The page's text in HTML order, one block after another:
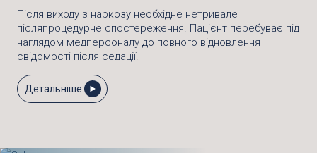
Після виходу з наркозу необхідне нетривале
післяпроцедурне спостереження. Пацієнт перебуває під
наглядом медперсоналу до повного відновлення
свідомості після седації.
Детальніше